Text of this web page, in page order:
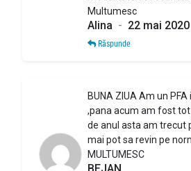
Multumesc
Alina - 22 mai
Răspunde
BUNA ZIUA Am un
,pana acum am fost
de anul asta am trecut
mai pot sa revin pe
MULTUMESC